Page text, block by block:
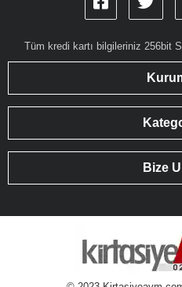
Tüm kredi kartı bilgileriniz 256bit
Bize